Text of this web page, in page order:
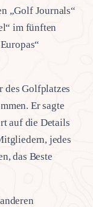
„Golf Journals“
im fünften
des Golfplatzes
Er sagte
auf die Details
jedes
das Beste